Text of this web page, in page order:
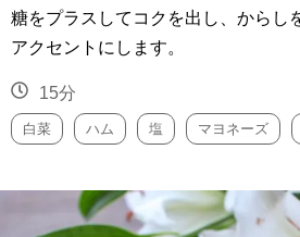
糖をプラスしてコクを出し、からし
アクセントにします。
15分
白菜 ハム 塩 マヨネーズ